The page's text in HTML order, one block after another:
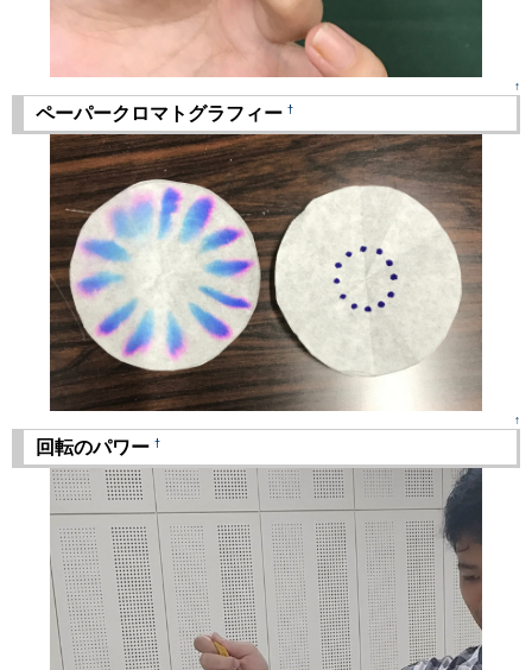
↑
ペーパークロマトグラフィー †
↑
回転のパワー †